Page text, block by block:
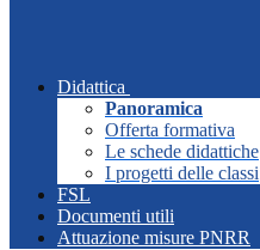
Didattica
Panoramica
Offerta formativa
Le schede didattiche
I progetti delle classi
FSL
Documenti utili
Attuazione misure PNRR